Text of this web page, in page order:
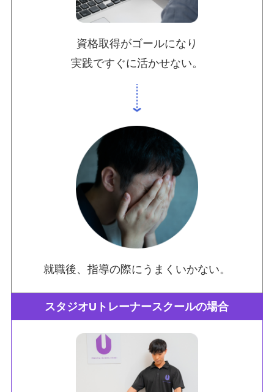
資格取得がゴールになり
実践ですぐに活かせない。
就職後、指導の際にうまくいかない。
スタジオUトレーナースクールの場合